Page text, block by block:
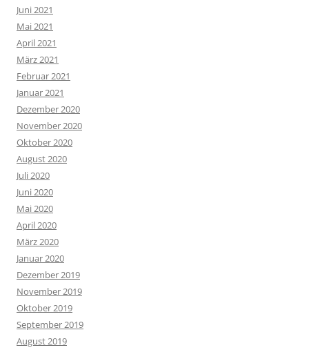
Juni 2021
Mai 2021
April 2021
März 2021
Februar 2021
Januar 2021
Dezember 2020
November 2020
Oktober 2020
August 2020
Juli 2020
Juni 2020
Mai 2020
April 2020
März 2020
Januar 2020
Dezember 2019
November 2019
Oktober 2019
September 2019
August 2019